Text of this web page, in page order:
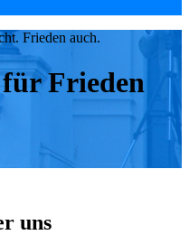
Frieden auch.
Frieden
uns